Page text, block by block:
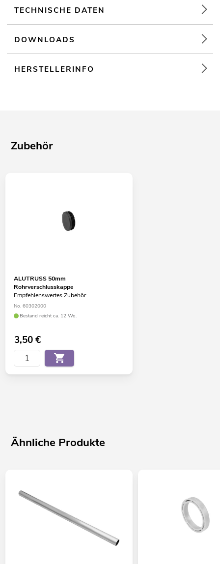
TECHNISCHE DATEN
DOWNLOADS
HERSTELLERINFO
Zubehör
ALUTRUSS 50mm
Rohrverschlusskappe
Empfehlenswertes Zubehör
No. 60302000
Bestand reicht ca. 12 Wo.
3,50€
Ähnliche Produkte